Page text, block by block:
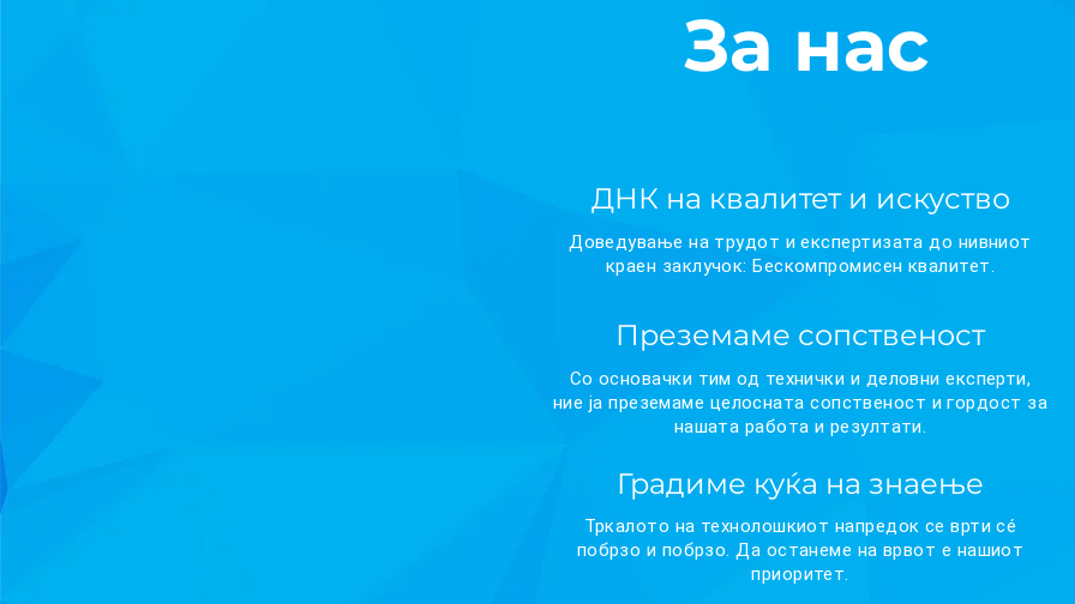
За нас
ДНК на квалитет и искуство
Доведување на трудот и експертизата до нивниот
краен заклучок: Бескомпромисен квалитет.
Преземаме сопственост
Со основачки тим од технички и деловни експерти,
ние ја преземаме целосната сопственост и гордост за
нашата работа и резултати.
Градиме куќа на знаење
Тркалото на технолошкиот напредок се врти сé
побрзо и побрзо. Да останеме на врвот е нашиот
приоритет.